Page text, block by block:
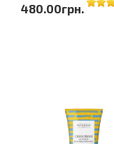
480.00грн.